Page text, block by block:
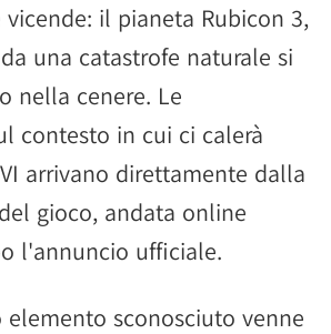
il pianeta Rubicon 3,
una catastrofe naturale si
nella cenere. Le
contesto in cui ci calerà
arrivano direttamente dalla
gioco, andata online
l'annuncio ufficiale.
sconosciuto venne